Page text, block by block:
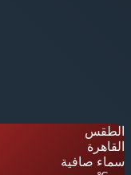
الطقس
القاهرة
سماء صافية